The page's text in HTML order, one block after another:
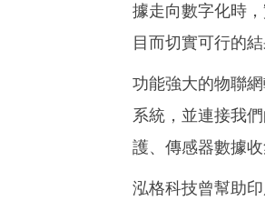
據走向數字化時
目而切實可行的結
功能強大的物聯
系統，並連接我
護、傳感器數據
泓格科技曾幫助